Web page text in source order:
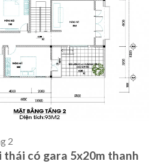
2
thái có gara 5x20m thanh